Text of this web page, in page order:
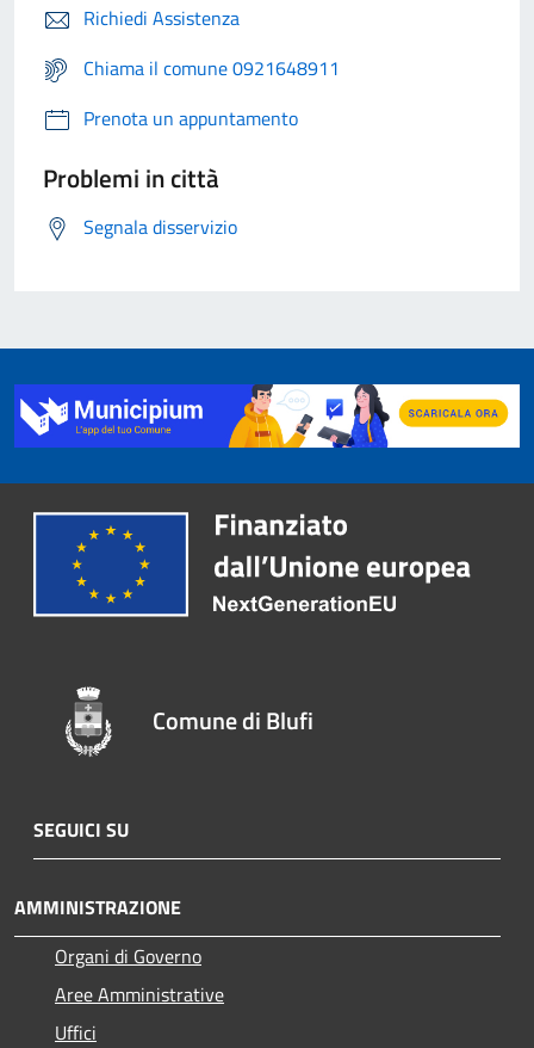
Richiedi Assistenza
Chiama il comune 0921648911
Prenota un appuntamento
Problemi in città
Segnala disservizio
Comune di Blufi
SEGUICI SU
AMMINISTRAZIONE
Organi di Governo
Aree Amministrative
Uffici